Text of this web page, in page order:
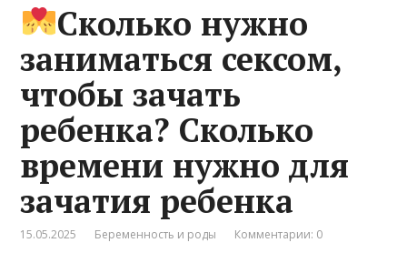
Сколько нужно
заниматься сексом,
чтобы зачать
ребенка? Сколько
времени нужно для
зачатия ребенка
15.05.2025 Беременность и роды Комментарии: 0